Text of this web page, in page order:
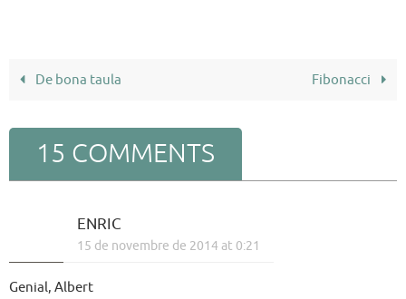
De bona taula Fibonacci
15 COMMENTS
ENRIC
15 de novembre de 2014 at 0:21
Genial, Albert